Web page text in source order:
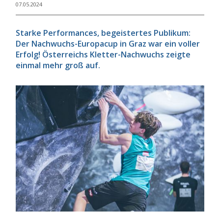
07.05.2024
Starke Performances, begeistertes Publikum:
Der Nachwuchs-Europacup in Graz war ein voller
Erfolg! Österreichs Kletter-Nachwuchs zeigte
einmal mehr groß auf.